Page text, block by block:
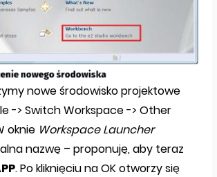
nowe środowisko projektowe
-> Switch Workspace -> Other
oknie Workspace Launcher
nazwę – proponuję, aby teraz
. Po kliknięciu na OK otworzy się